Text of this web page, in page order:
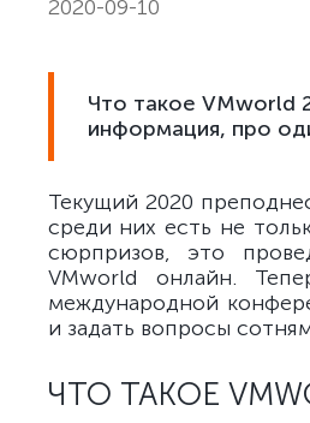
2020-09-10
Что такое VMworld
информация, про
Текущий 2020
среди них есть не
сюрпризов, это
VMworld онлайн.
международной
и задать вопросы
ЧТО ТАКОЕ